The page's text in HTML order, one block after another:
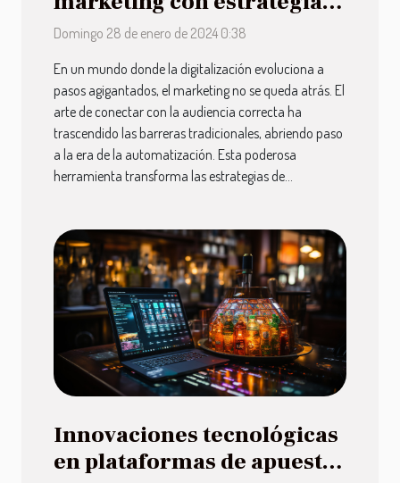
de automatización
Domingo 28 de enero de 2024 0:38
En un mundo donde la digitalización evoluciona a
pasos agigantados, el marketing no se queda atrás. El
arte de conectar con la audiencia correcta ha
trascendido las barreras tradicionales, abriendo paso
a la era de la automatización. Esta poderosa
herramienta transforma las estrategias de...
Innovaciones tecnológicas
en plataformas de apuestas